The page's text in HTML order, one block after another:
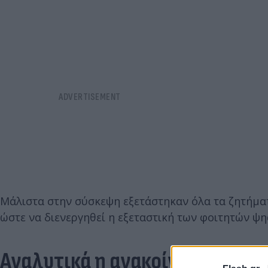
Μάλιστα στην σύσκεψη εξετάστηκαν όλα τα
ώστε να διενεργηθεί η εξεταστική των φοιτητών
Αναλυτικά η ανακοίνωση των